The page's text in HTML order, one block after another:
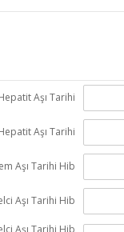
Aşı Tarihi
Aşı Tarihi
Aşı Tarihi Hib
Aşı Tarihi Hib
Aşı Tarihi Hib